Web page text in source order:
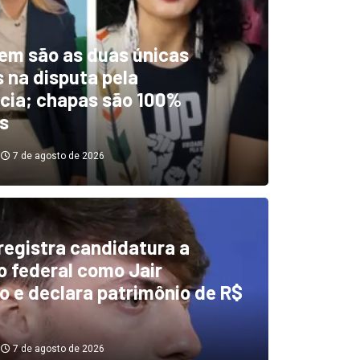
desvios de
emendas Pix
7 de agosto de 2026
são as duas únicas
na disputa pela
chapas são 100%
7 de agosto de 2026
candidatura a
federal como Jair
e declara patrimônio de R$
7 de agosto de 2026